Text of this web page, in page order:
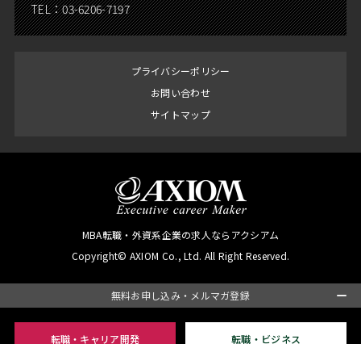
無料お申し込み・メルマガ登録
転職・キャリア開発 転職・ビジネス
TEL：03-6206-7197
プライバシーポリシー
お問い合わせ
サイトマップ
MBA転職・外資系企業の求人ならアクシアム
Copyright© AXIOM Co., Ltd. All Right Reserved.